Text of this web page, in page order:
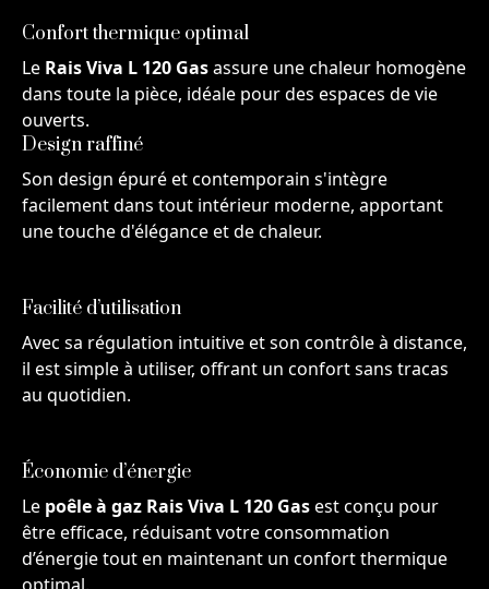
Confort thermique optimal
Le Rais Viva L 120 Gasassure une chaleur homogène
dans toute la pièce, idéale pour des espaces de vie
ouverts.
Design raffiné
Son design épuré et contemporain s'intègre
facilement dans tout intérieur moderne, apportant
une touche d'élégance et de chaleur.
Facilité d’utilisation
Avec sa régulation intuitive et son contrôle à distance,
il est simple à utiliser, offrant un confort sans tracas
au quotidien.
Économie d’énergie
Le poêle à gaz Rais Viva L 120 Gasest conçu pour
être efficace, réduisant votre consommation
d’énergie tout en maintenant un confort thermique